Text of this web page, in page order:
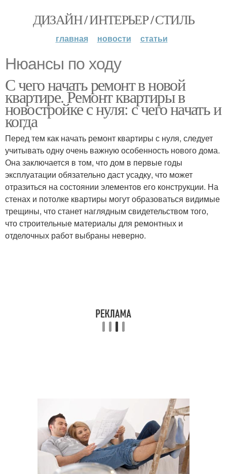
ДИЗАЙН / ИНТЕРЬЕР / СТИЛЬ
главная новости статьи
Нюансы по ходу
С чего начать ремонт в новой
квартире. Ремонт квартиры в
новостройке с нуля: с чего начать и
когда
Перед тем как начать ремонт квартиры с нуля, следует
учитывать одну очень важную особенность нового дома.
Она заключается в том, что дом в первые годы
эксплуатации обязательно даст усадку, что может
отразиться на состоянии элементов его конструкции. На
стенах и потолке квартиры могут образоваться видимые
трещины, что станет наглядным свидетельством того,
что строительные материалы для ремонтных и
отделочных работ выбраны неверно.